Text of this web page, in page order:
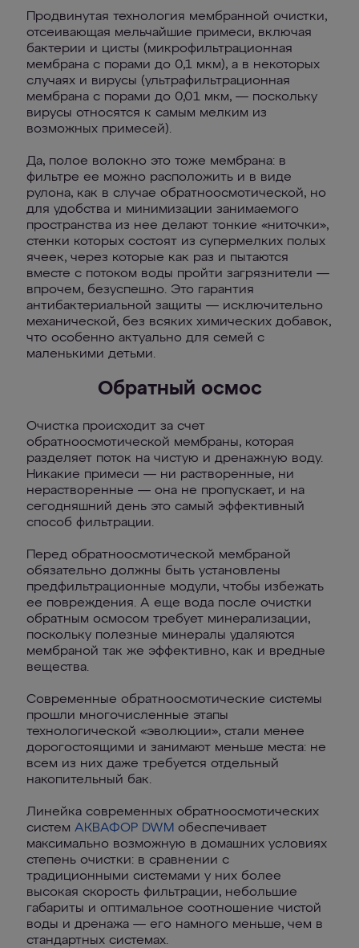
Продвинутая технология мембранной очистки,
отсеивающая мельчайшие примеси, включая
бактерии и цисты (микрофильтрационная
мембрана с порами до 0,1 мкм), а в некоторых
случаях и вирусы (ультрафильтрационная
мембрана с порами до 0,01 мкм, — поскольку
вирусы относятся к самым мелким из
возможных примесей).
Да, полое волокно это тоже мембрана: в
фильтре ее можно расположить и в виде
рулона, как в случае обратноосмотической, но
для удобства и минимизации занимаемого
пространства из нее делают тонкие «ниточки»,
стенки которых состоят из супермелких полых
ячеек, через которые как раз и пытаются
вместе с потоком воды пройти загрязнители —
впрочем, безуспешно. Это гарантия
антибактериальной защиты — исключительно
механической, без всяких химических добавок,
что особенно актуально для семей с
маленькими детьми.
Обратный осмос
Очистка происходит за счет
обратноосмотической мембраны, которая
разделяет поток на чистую и дренажную воду.
Никакие примеси — ни растворенные, ни
нерастворенные — она не пропускает, и на
сегодняшний день это самый эффективный
способ фильтрации.
Перед обратноосмотической мембраной
обязательно должны быть установлены
предфильтрационные модули, чтобы избежать
ее повреждения. А еще вода после очистки
обратным осмосом требует минерализации,
поскольку полезные минералы удаляются
мембраной так же эффективно, как и вредные
вещества.
Современные обратноосмотические системы
прошли многочисленные этапы
технологической «эволюции», стали менее
дорогостоящими и занимают меньше места: не
всем из них даже требуется отдельный
накопительный бак.
Линейка современных обратноосмотических
систем АКВАФОР DWM обеспечивает
максимально возможную в домашних условиях
степень очистки: в сравнении с
традиционными системами у них более
высокая скорость фильтрации, небольшие
габариты и оптимальное соотношение чистой
воды и дренажа — его намного меньше, чем в
стандартных системах.